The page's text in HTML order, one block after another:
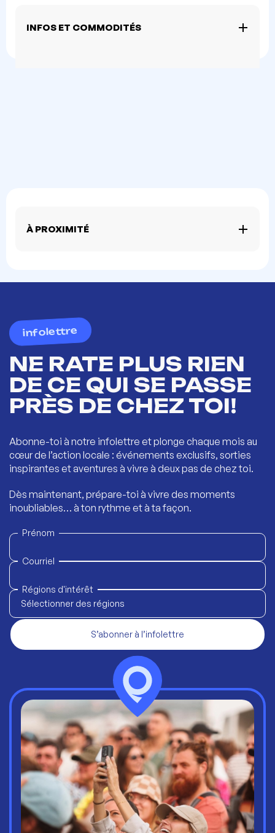
INFOS ET COMMODITÉS
À PROXIMITÉ
infolettre
NE RATE PLUS RIEN
DE CE QUI SE PASSE
PRÈS DE CHEZ TOI!
Abonne-toi à notre infolettre et plonge chaque mois au
cœur de l’action locale : événements exclusifs, sorties
inspirantes et aventures à vivre à deux pas de chez toi.
Dès maintenant, prépare-toi à vivre des moments
inoubliables… à ton rythme et à ta façon.
Prénom
Courriel
Régions d'intérêt
Sélectionner des régions
S’abonner à l’infolettre